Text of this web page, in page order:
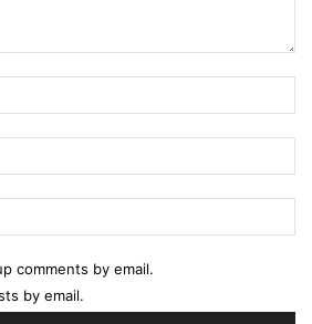
comments by email.
by email.